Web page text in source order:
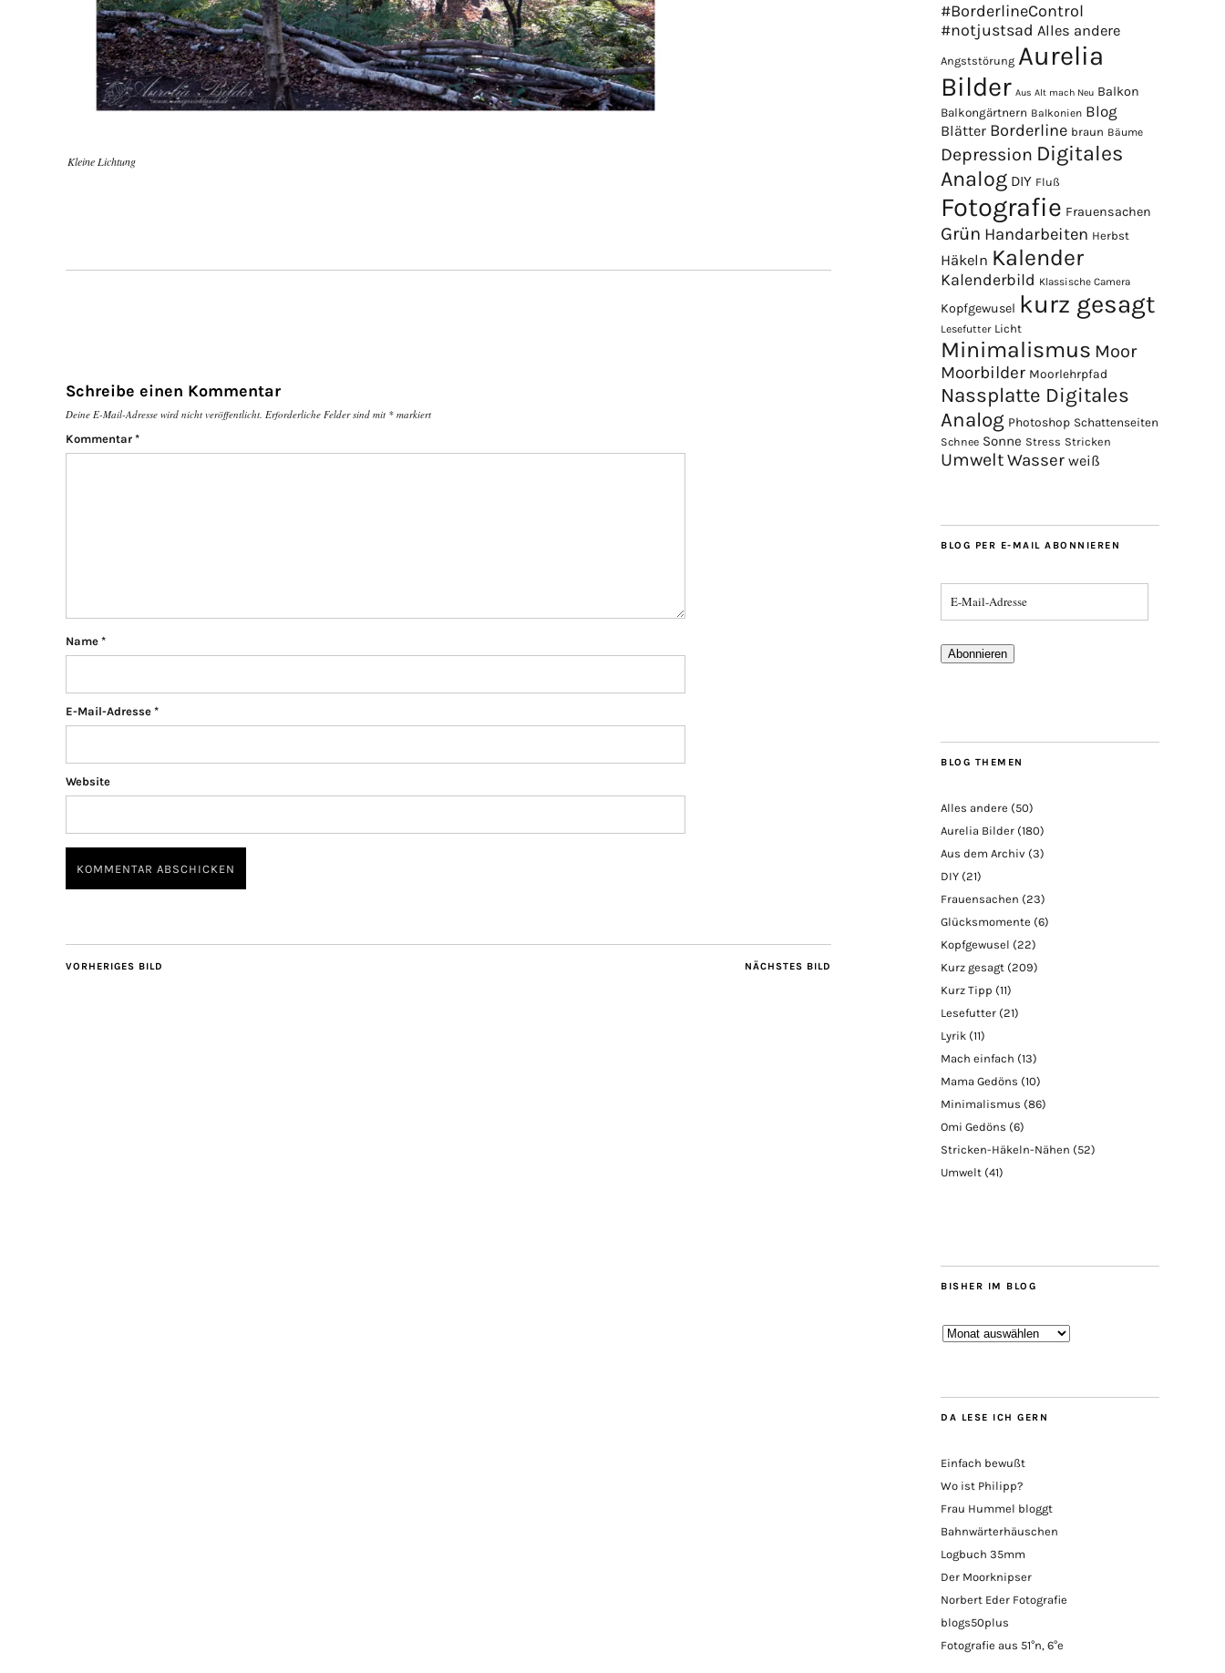
Kleine Lichtung
Schreibe einen Kommentar
Deine E-Mail-Adresse wird nicht veröffentlicht. Erforderliche Felder sind mit * markiert
Kommentar *
Name *
E-Mail-Adresse *
Website
NÄCHSTES BILD
VORHERIGES BILD
#BorderlineControl
#notjustsad Alles andere
Angststörung Aurelia
Bilder Aus Alt mach Neu Balkon
Balkongärtnern Balkonien Blog
Blätter Borderline braun Bäume
Depression Digitales
Analog DIY Fluß
Fotografie Frauensachen
Grün Handarbeiten Herbst
Häkeln Kalender
Kalenderbild Klassische Camera
Kopfgewusel kurz gesagt
Lesefutter Licht
Minimalismus Moor
Moorbilder Moorlehrpfad
Nassplatte Digitales
Analog Photoshop Schattenseiten
Schnee Sonne Stress Stricken
UmweltWasser weiß
BLOG PER E-MAIL ABONNIEREN
Abonnieren
BLOG THEMEN
Alles andere (50)
Aurelia Bilder (180)
Aus dem Archiv (3)
DIY (21)
Frauensachen (23)
Glücksmomente (6)
Kopfgewusel (22)
Kurz gesagt (209)
Kurz Tipp (11)
Lesefutter (21)
Lyrik (11)
Mach einfach (13)
Mama Gedöns (10)
Minimalismus (86)
Omi Gedöns (6)
Stricken-Häkeln-Nähen (52)
Umwelt (41)
BISHER IM BLOG
Bisher
DA LESE ICH GERN
Einfach bewußt
Wo ist Philipp?
Frau Hummel bloggt
Bahnwärterhäuschen
Logbuch 35mm
Der Moorknipser
Norbert Eder Fotografie
blogs50plus
Fotografie aus 51°n, 6°e